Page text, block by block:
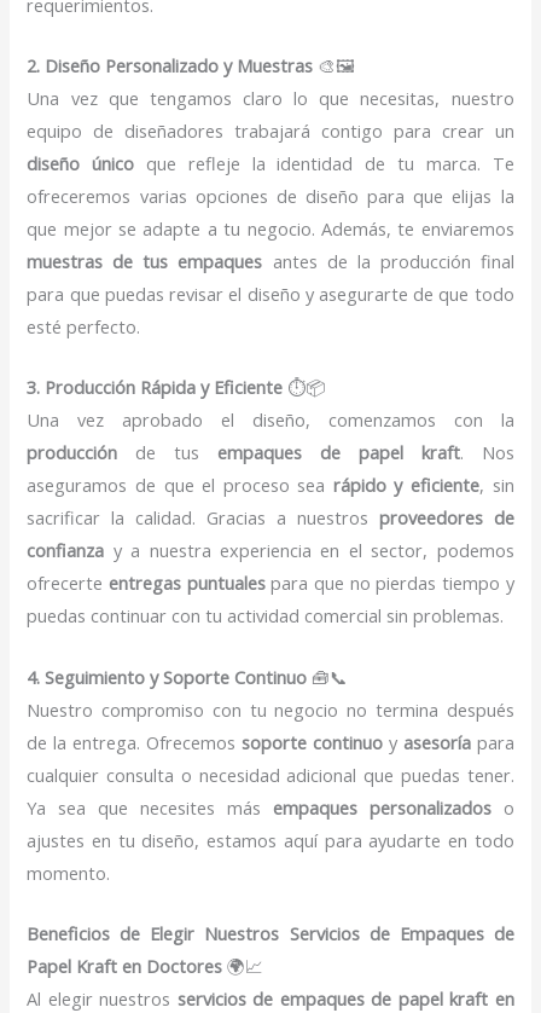
2. Diseño Personalizado y Muestras 🎨🖼️
Una vez que tengamos claro lo que necesitas, nuestro
equipo de diseñadores trabajará contigo para crear un
diseño único que refleje la identidad de tu marca. Te
ofreceremos varias opciones de diseño para que elijas la
que mejor se adapte a tu negocio. Además, te enviaremos
muestras de tus empaques antes de la producción final
para que puedas revisar el diseño y asegurarte de que todo
esté perfecto.
3. Producción Rápida y Eficiente ⏱️📦
Una vez aprobado el diseño, comenzamos con la
producción de tus empaques de papel kraft. Nos
aseguramos de que el proceso sea rápido y eficiente, sin
sacrificar la calidad. Gracias a nuestros proveedores de
confianza y a nuestra experiencia en el sector, podemos
ofrecerte entregas puntualespara que no pierdas tiempo y
puedas continuar con tu actividad comercial sin problemas.
4. Seguimiento y Soporte Continuo 🧰📞
Nuestro compromiso con tu negocio no termina después
de la entrega. Ofrecemos soporte continuoy asesoríapara
cualquier consulta o necesidad adicional que puedas tener.
Ya sea que necesites más empaques personalizadoso
ajustes en tu diseño, estamos aquí para ayudarte en todo
momento.
Beneficios de Elegir Nuestros Servicios de Empaques de
Papel Kraft en Doctores 🌍📈
Al elegir nuestros servicios de empaques de papel kraft en